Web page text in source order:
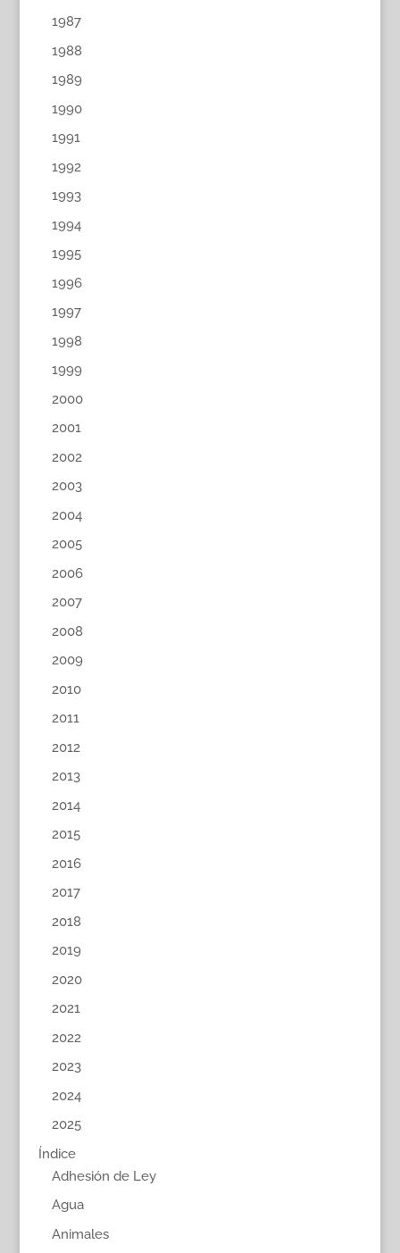
1987
1988
1989
1990
1991
1992
1993
1994
1995
1996
1997
1998
1999
2000
2001
2002
2003
2004
2005
2006
2007
2008
2009
2010
2011
2012
2013
2014
2015
2016
2017
2018
2019
2020
2021
2022
2023
2024
2025
Índice
Adhesión de Ley
Agua
Animales